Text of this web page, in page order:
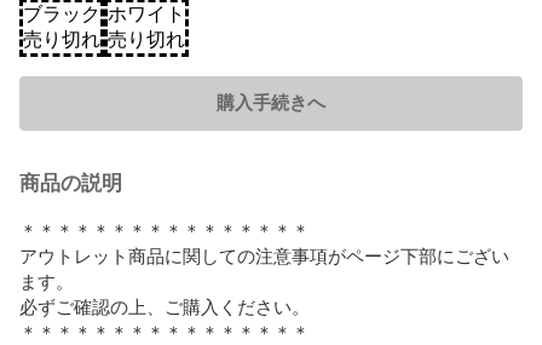
ブラック
売り切れ
ホワイト
売り切れ
購入手続きへ
商品の説明
＊＊＊＊＊＊＊＊＊＊＊＊＊＊＊＊
アウトレット商品に関しての注意事項がページ下部にござい
ます。
必ずご確認の上、ご購入ください。
＊＊＊＊＊＊＊＊＊＊＊＊＊＊＊＊